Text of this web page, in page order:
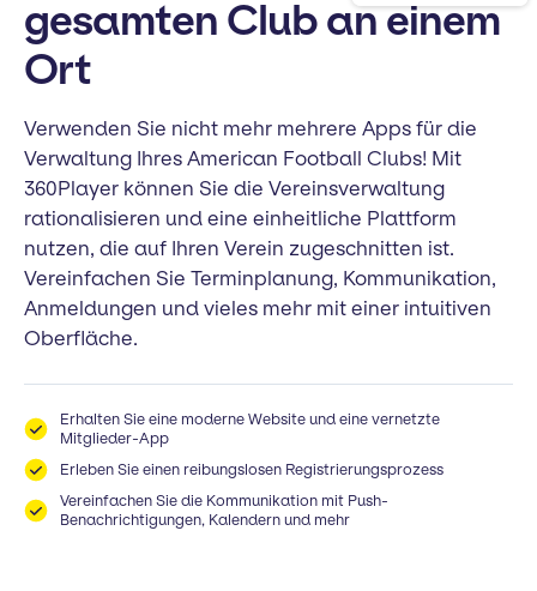
gesamten Club an einem
Ort
Verwenden Sie nicht mehr mehrere Apps für die
Verwaltung Ihres American Football Clubs! Mit
360Player können Sie die Vereinsverwaltung
rationalisieren und eine einheitliche Plattform
nutzen, die auf Ihren Verein zugeschnitten ist.
Vereinfachen Sie Terminplanung, Kommunikation,
Anmeldungen und vieles mehr mit einer intuitiven
Oberfläche.
Erhalten Sie eine moderne Website und eine vernetzte
Mitglieder-App
Erleben Sie einen reibungslosen Registrierungsprozess
Vereinfachen Sie die Kommunikation mit Push-
Benachrichtigungen, Kalendern und mehr